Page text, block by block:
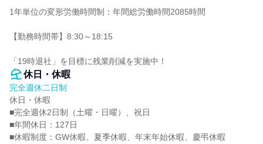
1年単位の変形労働時間制：年間総労働時間2085時間
【勤務時間帯】8:30～18:15
「19時退社」を目標に残業削減を実施中！
休日・休暇
完全週休二日制
休日・休暇
■完全週休2日制（土曜・日曜）、祝日
■年間休日：127日
■休暇制度：GW休暇、夏季休暇、年末年始休暇、慶弔休暇